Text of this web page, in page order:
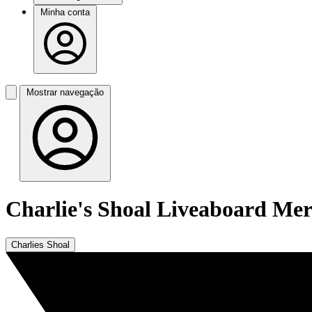
Minha conta
Mostrar navegação
Charlie's Shoal Liveaboard
Charlies Shoal